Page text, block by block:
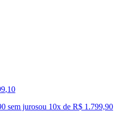
,10
sem jurosou 10x de R$ 1.799,90